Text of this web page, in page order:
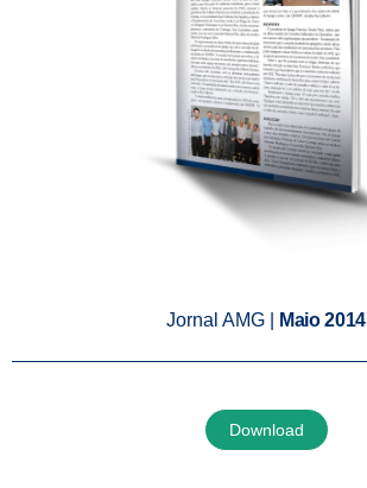
Jornal AMG | Maio 2014
Download